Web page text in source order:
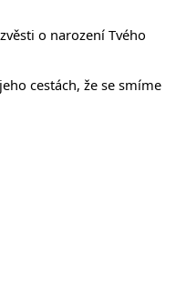
o narození Tvého
cestách, že se smíme